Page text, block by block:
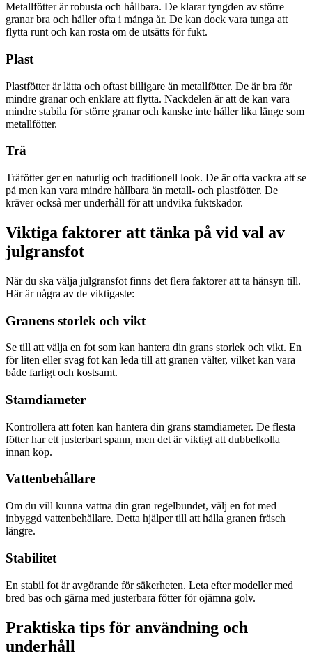
Metallfötter är robusta och hållbara. De klarar tyngden av större
granar bra och håller ofta i många år. De kan dock vara tunga att
flytta runt och kan rosta om de utsätts för fukt.
Plast
Plastfötter är lätta och oftast billigare än metallfötter. De är bra för
mindre granar och enklare att flytta. Nackdelen är att de kan vara
mindre stabila för större granar och kanske inte håller lika länge som
metallfötter.
Trä
Träfötter ger en naturlig och traditionell look. De är ofta vackra att se
på men kan vara mindre hållbara än metall- och plastfötter. De
kräver också mer underhåll för att undvika fuktskador.
Viktiga faktorer att tänka på vid val av
julgransfot
När du ska välja julgransfot finns det flera faktorer att ta hänsyn till.
Här är några av de viktigaste:
Granens storlek och vikt
Se till att välja en fot som kan hantera din grans storlek och vikt. En
för liten eller svag fot kan leda till att granen välter, vilket kan vara
både farligt och kostsamt.
Stamdiameter
Kontrollera att foten kan hantera din grans stamdiameter. De flesta
fötter har ett justerbart spann, men det är viktigt att dubbelkolla
innan köp.
Vattenbehållare
Om du vill kunna vattna din gran regelbundet, välj en fot med
inbyggd vattenbehållare. Detta hjälper till att hålla granen fräsch
längre.
Stabilitet
En stabil fot är avgörande för säkerheten. Leta efter modeller med
bred bas och gärna med justerbara fötter för ojämna golv.
Praktiska tips för användning och
underhåll